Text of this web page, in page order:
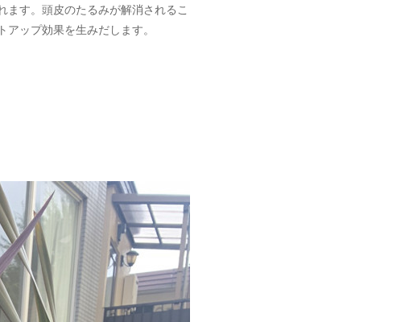
す。頭皮のたるみが解消されるこ
ップ効果を生みだします。